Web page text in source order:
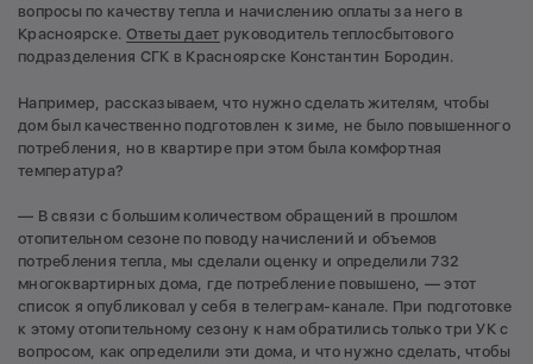
вопросы по качеству тепла и начислению оплаты за него в
Красноярске. Ответы дает руководитель теплосбытового
подразделения СГК в Красноярске Константин Бородин.
Например, рассказываем, что нужно сделать жителям, чтобы
дом был качественно подготовлен к зиме, не было повышенного
потребления, но в квартире при этом была комфортная
температура?
— В связи с большим количеством обращений в прошлом
отопительном сезоне по поводу начислений и объемов
потребления тепла, мы сделали оценку и определили 732
многоквартирных дома, где потребление повышено, — этот
список я опубликовал у себя в телеграм-канале. При подготовке
к этому отопительному сезону к нам обратились только три УК с
вопросом, как определили эти дома, и что нужно сделать, чтобы